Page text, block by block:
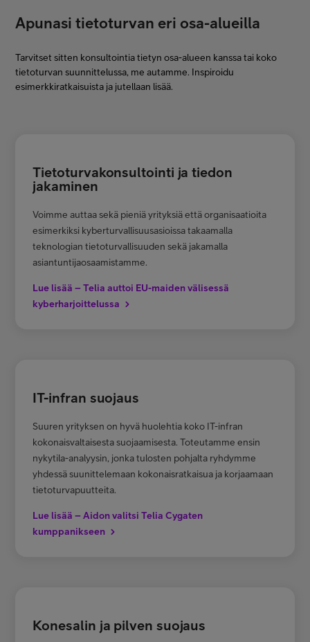
Apunasi tietoturvan eri osa-alueilla
Tarvitset sitten konsultointia tietyn osa-alueen kanssa tai koko
tietoturvan suunnittelussa, me autamme. Inspiroidu
esimerkkiratkaisuista ja jutellaan lisää.
Tietoturvakonsultointi ja tiedon
jakaminen
Voimme auttaa sekä pieniä yrityksiä että organisaatioita
esimerkiksi kyberturvallisuusasioissa takaamalla
teknologian tietoturvallisuuden sekä jakamalla
asiantuntijaosaamistamme.
Lue lisää – Telia auttoi EU-maiden välisessä
kyberharjoittelussa
IT-infran suojaus
Suuren yrityksen on hyvä huolehtia koko IT-infran
kokonaisvaltaisesta suojaamisesta. Toteutamme ensin
nykytila-analyysin, jonka tulosten pohjalta ryhdymme
yhdessä suunittelemaan kokonaisratkaisua ja korjaamaan
tietoturvapuutteita.
Lue lisää – Aidon valitsi Telia Cygaten
kumppanikseen
Konesalin ja pilven suojaus